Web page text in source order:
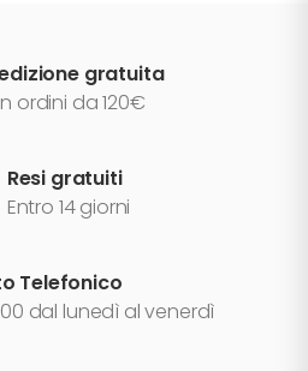
gratuita
ordini da 120€
Resi gratuiti
Entro 14 giorni
Telefonico
dal lunedì al venerdì